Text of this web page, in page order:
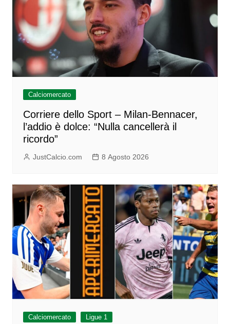
Calciomercato
Corriere dello Sport – Milan-Bennacer,
l’addio è dolce: “Nulla cancellerà il
ricordo”
JustCalcio.com 8 Agosto 2026
Calciomercato Ligue 1